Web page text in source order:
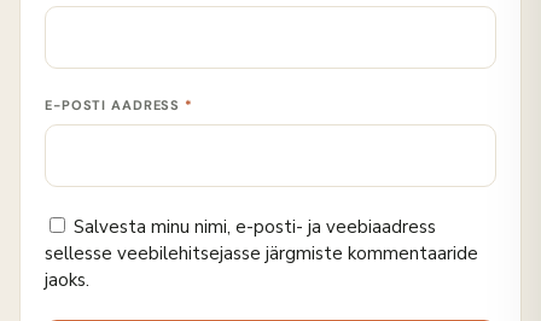
E-POSTI AADRESS *
Salvesta minu nimi, e-posti- ja veebiaadress
sellesse veebilehitsejasse järgmiste kommentaaride
jaoks.